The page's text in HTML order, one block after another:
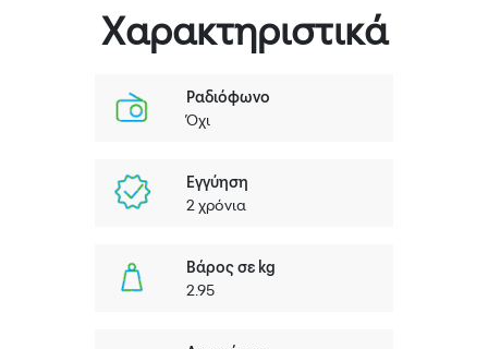
Χαρακτηριστικά
Ραδιόφωνο
Όχι
Εγγύηση
2 χρόνια
Βάρος σε kg
2.95